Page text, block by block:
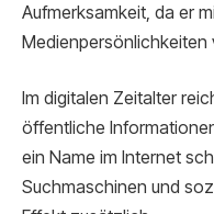
Aufmerksamkeit, da er
Medienpersönlichkeiten
Im digitalen Zeitalter
öffentliche
ein Name im Internet
Suchmaschinen und